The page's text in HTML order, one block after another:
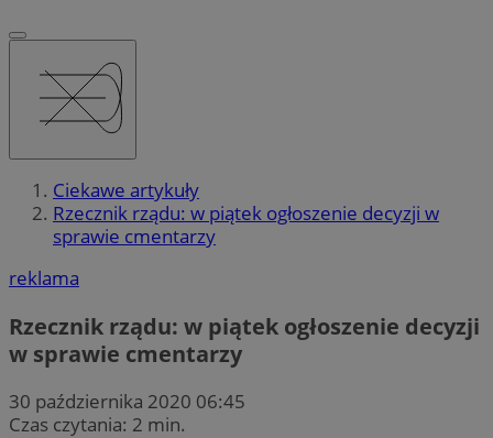
Ciekawe artykuły
Rzecznik rządu: w piątek ogłoszenie decyzji w
sprawie cmentarzy
reklama
Rzecznik rządu: w piątek ogłoszenie decyzji
w sprawie cmentarzy
30 października 2020 06:45
Czas czytania: 2 min.